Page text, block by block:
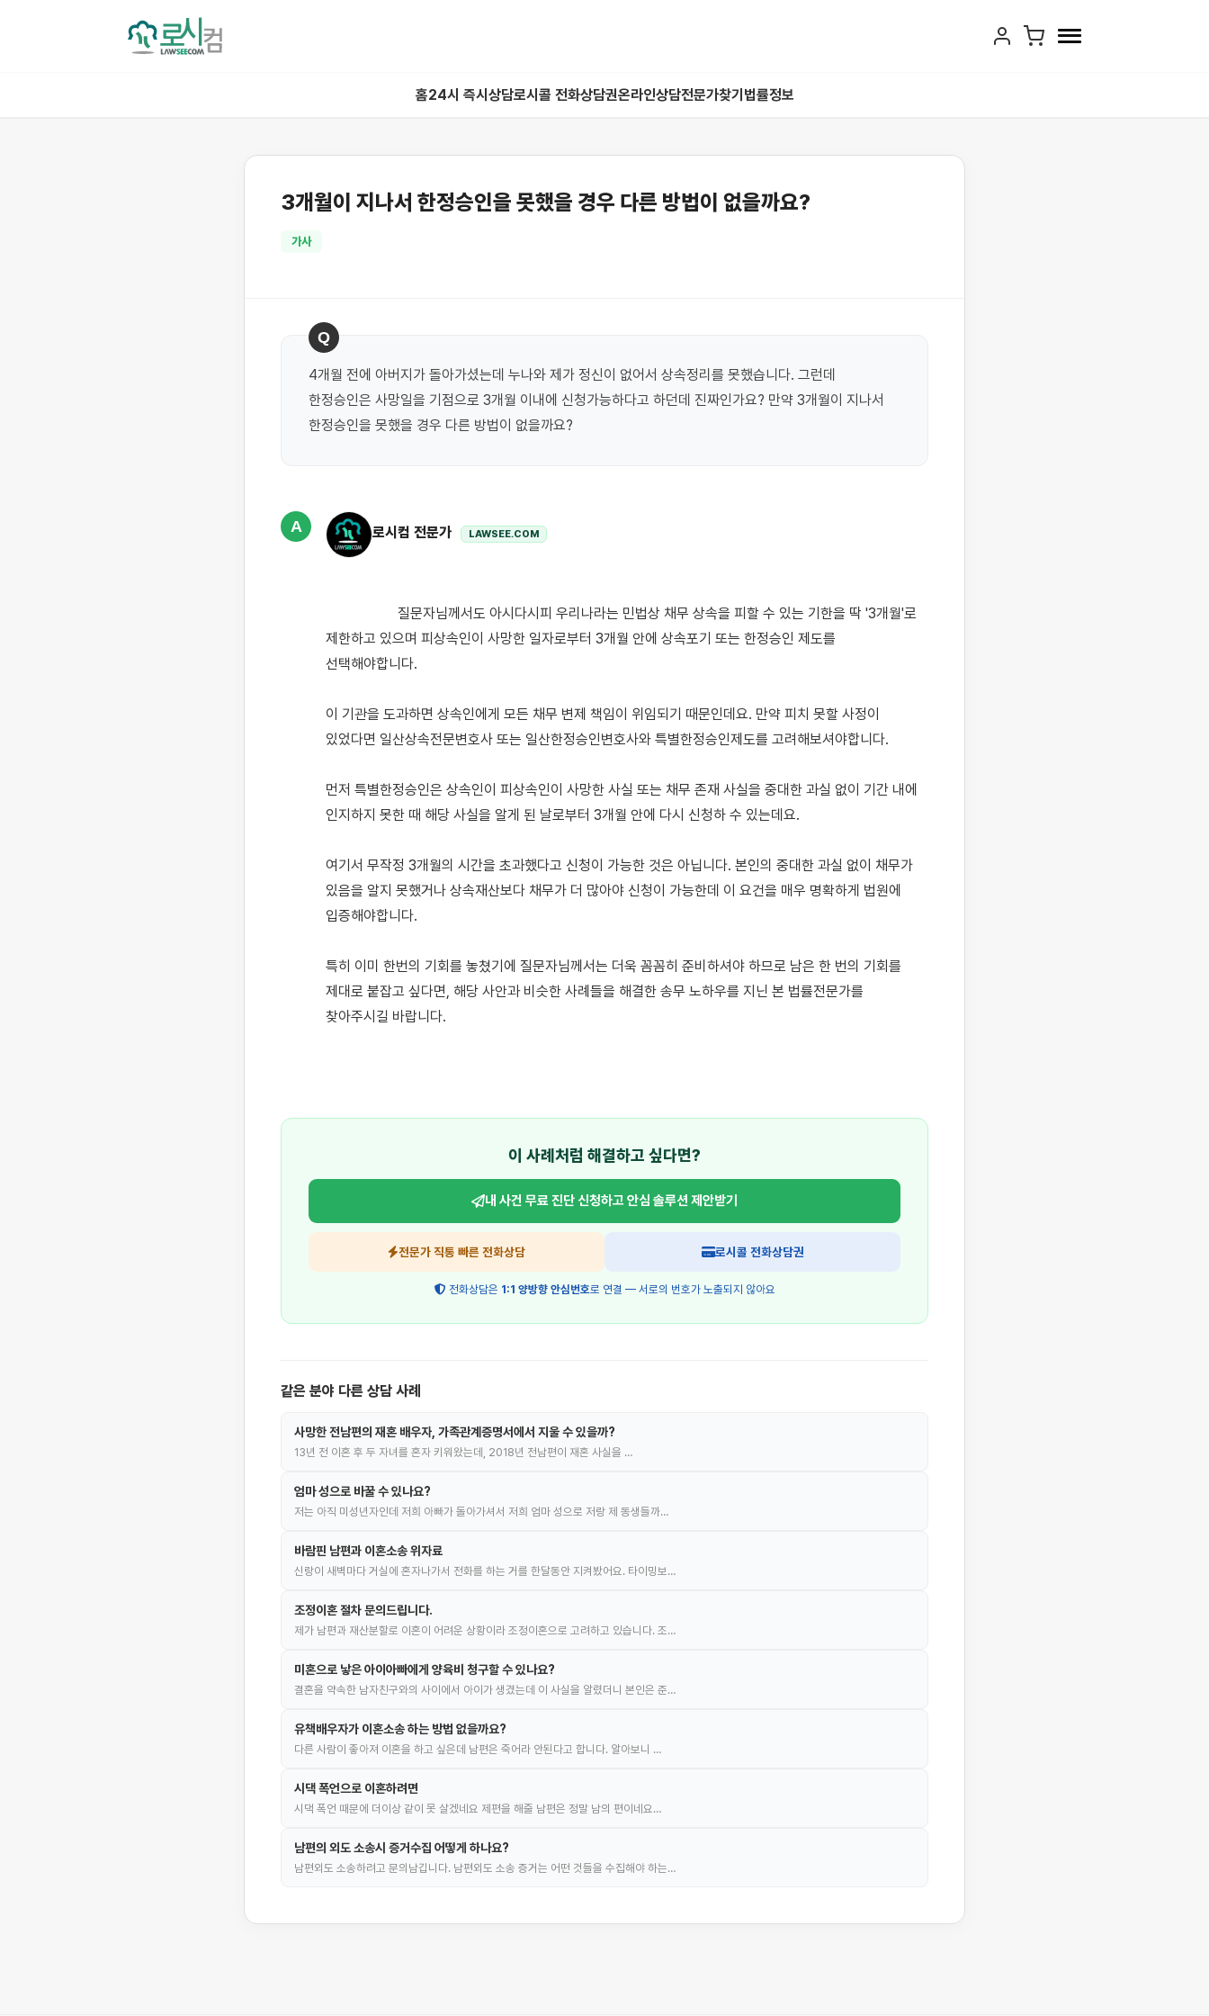
홈24시 즉시상담로시콜 전화상담권온라인상담전문가찾기 법률정보
3개월이 지나서 한정승인을 못했을 경우 다른 방법이 없을까요?
가사
Q
4개월 전에 아버지가 돌아가셨는데 누나와 제가 정신이 없어서 상속정리를 못했습니다. 그런데
한정승인은 사망일을 기점으로 3개월 이내에 신청가능하다고 하던데 진짜인가요? 만약 3개월이 지나서
한정승인을 못했을 경우 다른 방법이 없을까요?
A 로시컴 전문가 LAWSEE.COM
제한하고 있으며 피상속인이 사망한 일자로부터 3개월 안에 상속포기 또는 한정승인 제도를
선택해야합니다.
이 기관을 도과하면 상속인에게 모든 채무 변제 책임이 위임되기 때문인데요. 만약 피치 못할 사정이
있었다면 일산상속전문변호사 또는 일산한정승인변호사와 특별한정승인제도를 고려해보셔야합니다.
먼저 특별한정승인은 상속인이 피상속인이 사망한 사실 또는 채무 존재 사실을 중대한 과실 없이 기간 내에
인지하지 못한 때 해당 사실을 알게 된 날로부터 3개월 안에 다시 신청하 수 있는데요.
여기서 무작정 3개월의 시간을 초과했다고 신청이 가능한 것은 아닙니다. 본인의 중대한 과실 없이 채무가
있음을 알지 못했거나 상속재산보다 채무가 더 많아야 신청이 가능한데 이 요건을 매우 명확하게 법원에
입증해야합니다.
특히 이미 한번의 기회를 놓쳤기에 질문자님께서는 더욱 꼼꼼히 준비하셔야 하므로 남은 한 번의 기회를
제대로 붙잡고 싶다면, 해당 사안과 비슷한 사례들을 해결한 송무 노하우를 지닌 본 법률전문가를
찾아주시길 바랍니다.
이 사례처럼 해결하고 싶다면?
내 사건 무료 진단 신청하고안심 솔루션 제안받기
전문가 직통 빠른 전화상담 로시콜 전화상담권
전화상담은 1:1 양방향 안심번호로 연결 — 서로의 번호가 노출되지 않아요
같은 분야 다른 상담 사례
사망한 전남편의 재혼 배우자, 가족관계증명서에서 지울 수 있을까?
13년 전 이혼 후 두 자녀를 혼자 키워왔는데, 2018년 전남편이 재혼 사실을 …
엄마 성으로 바꿀 수 있나요?
저는 아직 미성년자인데 저희 아빠가 돌아가셔서 저희 엄마 성으로 저랑 제 동생들까…
바람핀 남편과 이혼소송 위자료
신랑이 새벽마다 거실에 혼자나가서 전화를 하는 거를 한달동안 지켜봤어요. 타이밍보…
조정이혼 절차 문의드립니다.
제가 남편과 재산분할로 이혼이 어려운 상황이라 조정이혼으로 고려하고 있습니다. 조…
미혼으로 낳은 아이아빠에게 양육비 청구할 수 있나요?
결혼을 약속한 남자친구와의 사이에서 아이가 생겼는데 이 사실을 알렸더니 본인은 준…
유책배우자가 이혼소송 하는 방법 없을까요?
다른 사람이 좋아져 이혼을 하고 싶은데 남편은 죽어라 안된다고 합니다. 알아보니 …
시댁 폭언으로 이혼하려면
시댁 폭언 때문에 더이상 같이 못 살겠네요 제편을 해줄 남편은 정말 남의 편이네요…
남편의 외도 소송시 증거수집 어떻게 하나요?
남편외도 소송하려고 문의남깁니다. 남편외도 소송 증거는 어떤 것들을 수집해야 하는…